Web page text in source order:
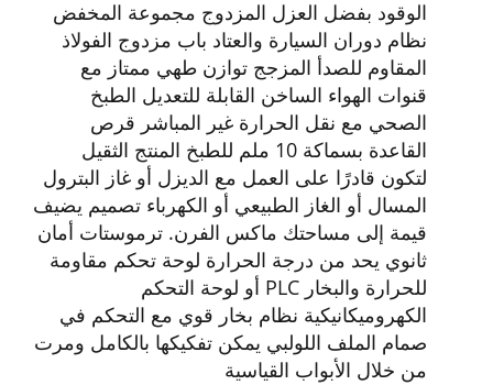
الوقود بفضل العزل المزدوج مجموعة المخفض
نظام دوران السيارة والعتاد باب مزدوج الفولاذ
المقاوم للصدأ المزجج توازن طهي ممتاز مع
قنوات الهواء الساخن القابلة للتعديل الطبخ
الصحي مع نقل الحرارة غير المباشر قرص
القاعدة بسماكة 10 ملم للطبخ المنتج الثقيل
لتكون قادرًا على العمل مع الديزل أو غاز البترول
المسال أو الغاز الطبيعي أو الكهرباء تصميم يضيف
قيمة إلى مساحتك ماكس الفرن. ترموستات أمان
ثانوي يحد من درجة الحرارة لوحة تحكم مقاومة
للحرارة والبخار PLC أو لوحة التحكم
الكهروميكانيكية نظام بخار قوي مع التحكم في
صمام الملف اللولبي يمكن تفكيكها بالكامل ومرت
من خلال الأبواب القياسية